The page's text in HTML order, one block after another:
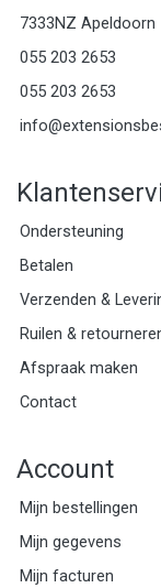
7333NZ Apeldoorn
055 203 2653
055 203 2653
Ondersteuning
Betalen
Verzenden &
Ruilen &
Afspraak maken
Contact
Account
Mijn bestellingen
Mijn gegevens
Mijn facturen